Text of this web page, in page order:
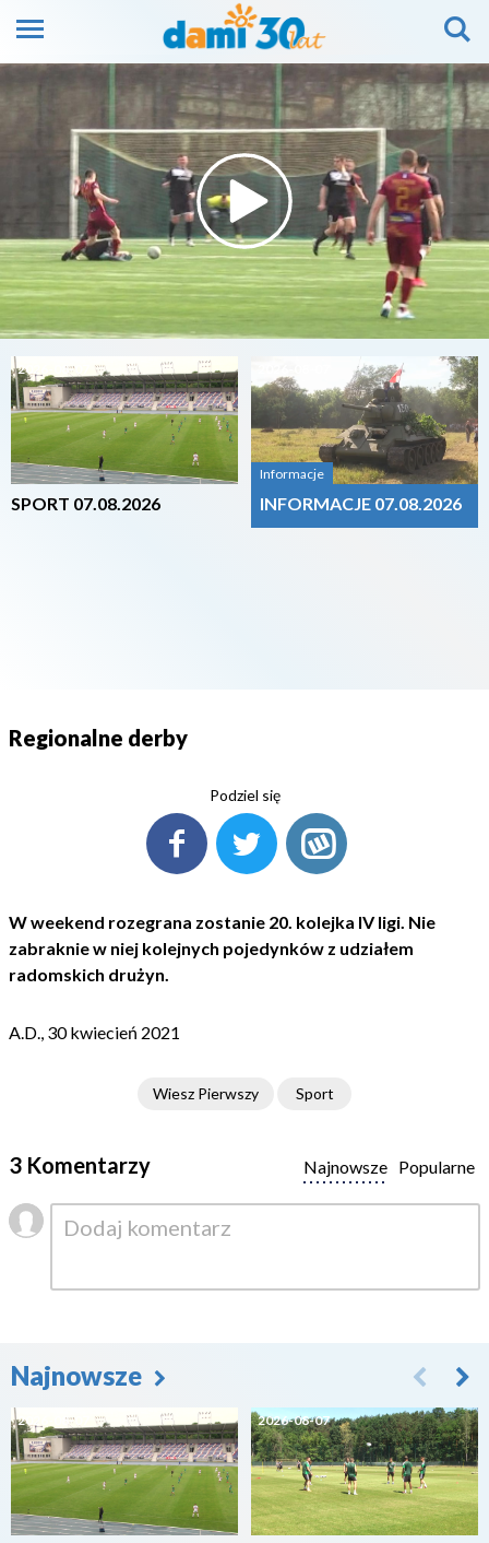
2026-08-07
SPORT 07.08.2026
Informacje
INFORMACJE 07.08.2026
Regionalne derby
Podziel się
W weekend rozegrana zostanie 20. kolejka IV ligi. Nie
zabraknie w niej kolejnych pojedynków z udziałem
radomskich drużyn.
A.D., 30 kwiecień 2021
Wiesz Pierwszy Sport
3 Komentarzy Popularne
Najnowsze
Najnowsze
2026-08-07 2026-08-07